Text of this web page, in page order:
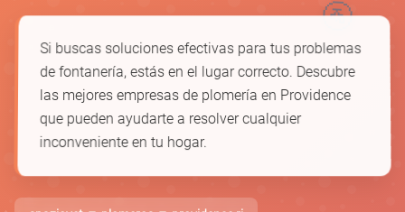
🚰
Si buscas soluciones efectivas para tus problemas
de fontanería, estás en el lugar correcto. Descubre
las mejores empresas de plomería en Providence
que pueden ayudarte a resolver cualquier
inconveniente en tu hogar.